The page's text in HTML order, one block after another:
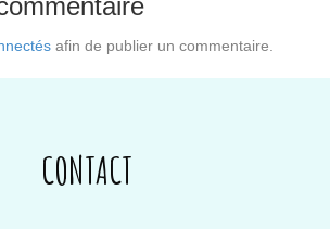
afin de publier un commentaire.
CONTACT